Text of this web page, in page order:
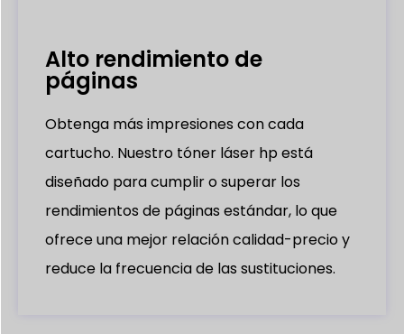
Alto rendimiento de
páginas
Obtenga más impresiones con cada
cartucho. Nuestro tóner láser hp está
diseñado para cumplir o superar los
rendimientos de páginas estándar, lo que
ofrece una mejor relación calidad-precio y
reduce la frecuencia de las sustituciones.